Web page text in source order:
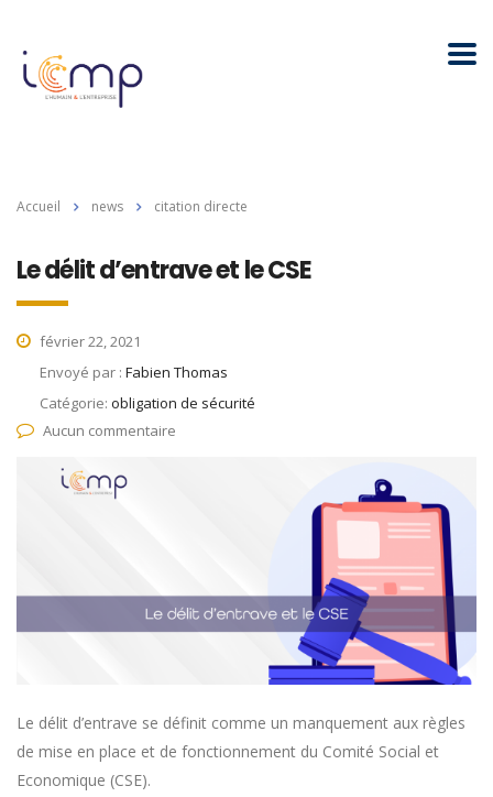
Accueil news citation directe
Le délit d’entrave et le CSE
février 22, 2021
Envoyé par : Fabien Thomas
Catégorie: obligation de sécurité
Aucun commentaire
Le délit d’entrave se définit comme un manquement aux règles
de mise en place et de fonctionnement du Comité Social et
Economique (CSE).